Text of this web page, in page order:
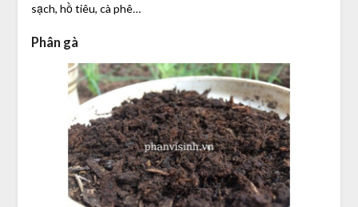
sạch, hồ tiêu, cà phê…
Phân gà